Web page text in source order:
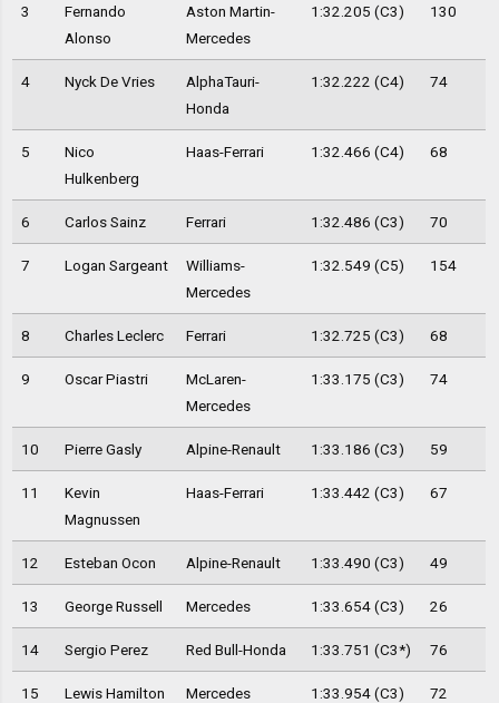
3
Fernando
Alonso
Aston Martin-
Mercedes
1:32.205 (C3) 130
4 Nyck De Vries
AlphaTauri-
Honda
1:32.222 (C4) 74
5
Nico
Hulkenberg
Haas-Ferrari 1:32.466 (C4) 68
6 Carlos Sainz Ferrari 1:32.486 (C3) 70
7 Logan Sargeant
Williams-
Mercedes
1:32.549 (C5) 154
8 Charles Leclerc Ferrari 1:32.725 (C3) 68
9 Oscar Piastri
McLaren-
Mercedes
1:33.175 (C3) 74
10 Pierre Gasly Alpine-Renault 1:33.186 (C3) 59
11
Kevin
Magnussen
Haas-Ferrari 1:33.442 (C3) 67
12 Esteban Ocon Alpine-Renault 1:33.490 (C3) 49
13 George Russell Mercedes 1:33.654 (C3) 26
14 Sergio Perez Red Bull-Honda 1:33.751 (C3*) 76
15 Lewis Hamilton Mercedes 1:33.954 (C3) 72